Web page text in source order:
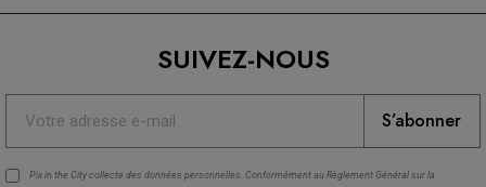
SUIVEZ-NOUS
S’abonner
Pix in the City collecte des données personnelles. Conformément au Règlement Général sur la